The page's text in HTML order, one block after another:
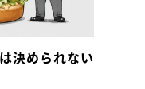
決められない